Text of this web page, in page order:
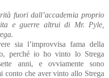
fuori dall’accademia proprio
e guerre altrui di Mr. Pyle,
sia l’improvvisa fama della
perché io ho vinto lo Strega
anni, e ovviamente sono
conto che aver vinto allo Strega